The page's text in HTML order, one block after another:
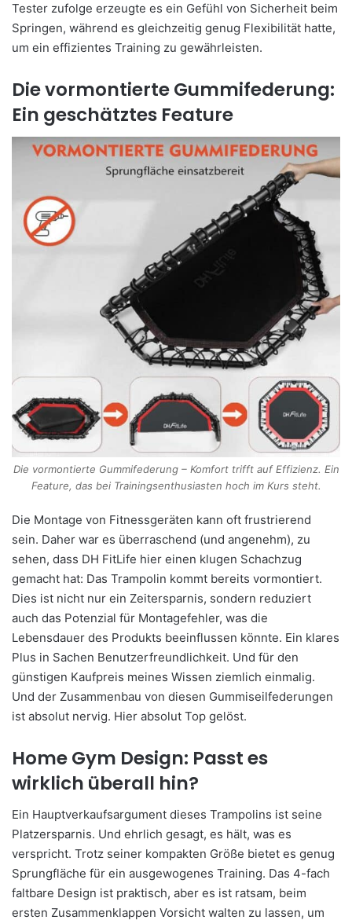
Tester zufolge erzeugte es ein Gefühl von Sicherheit beim
Springen, während es gleichzeitig genug Flexibilität hatte,
um ein effizientes Training zu gewährleisten.
Die vormontierte Gummifederung:
Ein geschätztes Feature
Die vormontierte Gummifederung – Komfort trifft auf Effizienz. Ein
Feature, das bei Trainingsenthusiasten hoch im Kurs steht.
Die Montage von Fitnessgeräten kann oft frustrierend
sein. Daher war es überraschend (und angenehm), zu
sehen, dass DH FitLife hier einen klugen Schachzug
gemacht hat: Das Trampolin kommt bereits vormontiert.
Dies ist nicht nur ein Zeitersparnis, sondern reduziert
auch das Potenzial für Montagefehler, was die
Lebensdauer des Produkts beeinflussen könnte. Ein klares
Plus in Sachen Benutzerfreundlichkeit. Und für den
günstigen Kaufpreis meines Wissen ziemlich einmalig.
Und der Zusammenbau von diesen Gummiseilfederungen
ist absolut nervig. Hier absolut Top gelöst.
Home Gym Design: Passt es
wirklich überall hin?
Ein Hauptverkaufsargument dieses Trampolins ist seine
Platzersparnis. Und ehrlich gesagt, es hält, was es
verspricht. Trotz seiner kompakten Größe bietet es genug
Sprungfläche für ein ausgewogenes Training. Das 4-fach
faltbare Design ist praktisch, aber es ist ratsam, beim
ersten Zusammenklappen Vorsicht walten zu lassen, um